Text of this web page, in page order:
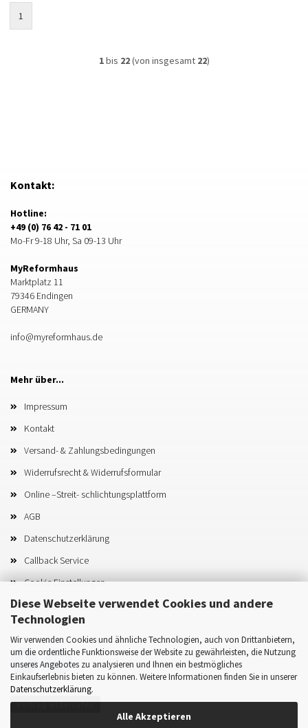
Diese Webseite verwendet Cookies und andere
Technologien
Wir verwenden Cookies und ähnliche Technologien, auch von Drittanbietern,
um die ordentliche Funktionsweise der Website zu gewährleisten, die Nutzung
unseres Angebotes zu analysieren und Ihnen ein bestmögliches
Einkaufserlebnis bieten zu können. Weitere Informationen finden Sie in unserer
Datenschutzerklärung.
Alle Akzeptieren
1
1bis 22(von insgesamt 22)
Kontakt:
Hotline:
+49 (0) 76 42 - 71 01
Mo-Fr 9-18 Uhr, Sa 09-13 Uhr
MyReformhaus
Marktplatz 11
79346 Endingen
GERMANY
info@myreformhaus.de
Mehr über...
Impressum
Kontakt
Versand- & Zahlungsbedingungen
Widerrufsrecht & Widerrufsformular
Online –Streit- schlichtungsplattform
AGB
Datenschutzerklärung
Callback Service
Cookie Einstellungen
Vertrag widerrufen